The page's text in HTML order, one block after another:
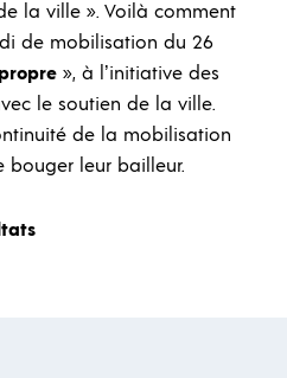
la ville ». Voilà comment
de mobilisation du 26
», à l’initiative des
le soutien de la ville.
de la mobilisation
bouger leur bailleur.